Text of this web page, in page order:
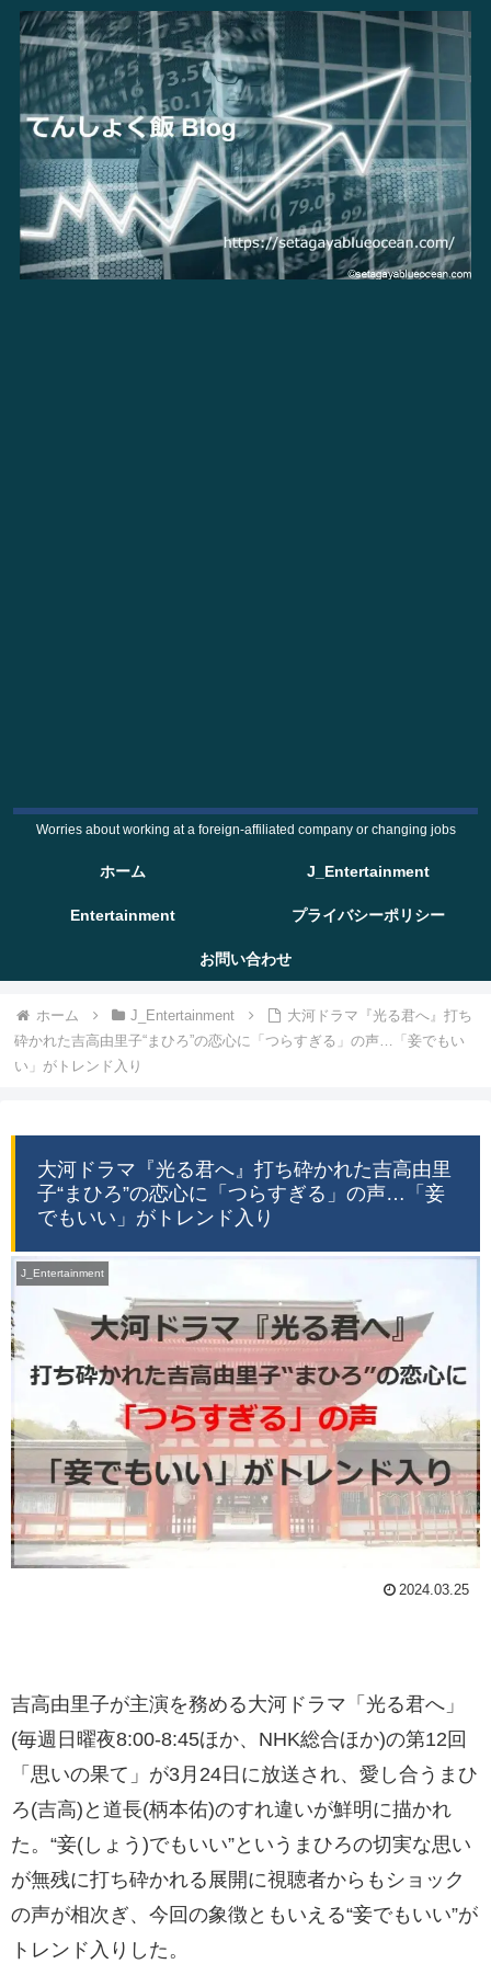
Worries about working at a foreign-affiliated company or changing jobs
ホーム J_Entertainment
Entertainment プライバシーポリシー
お問い合わせ
ホーム J_Entertainment
大河ドラマ『光る君へ』打ち
砕かれた吉高由里子“まひろ”の恋心に「つらすぎる」の声…「妾でもい
い」がトレンド入り
大河ドラマ『光る君へ』打ち砕かれた吉高由里
子“まひろ”の恋心に「つらすぎる」の声…「妾
でもいい」がトレンド入り
J_Entertainment
2024.03.25
吉高由里子が主演を務める大河ドラマ「光る君へ」
(毎週日曜夜8:00-8:45ほか、NHK総合ほか)の第12回
「思いの果て」が3月24日に放送され、愛し合うまひ
ろ(吉高)と道長(柄本佑)のすれ違いが鮮明に描かれ
た。“妾(しょう)でもいい”というまひろの切実な思い
が無残に打ち砕かれる展開に視聴者からもショック
の声が相次ぎ、今回の象徴ともいえる“妾でもいい”が
トレンド入りした。